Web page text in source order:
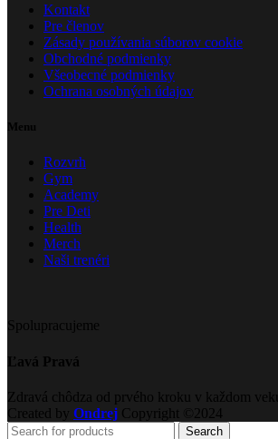
Kontakt
Pre členov
Zásady používania súborov cookie
Obchodné podmienky
Všeobecné podmienky
Ochrana osobných údajov
Menu
Rozvrh
Gym
Academy
Pre Deti
Health
Merch
Naši trenéri
Spolupracujeme
Ľavá Pravá
Zdravá chôdza od prvého kroku v každom veku
Created by Ondrej Copyright ©2024
Search